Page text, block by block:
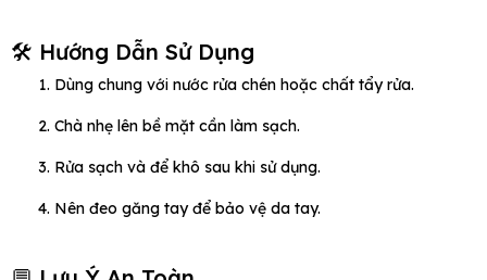
🛠️ Hướng Dẫn Sử Dụng
Dùng chung với nước rửa chén hoặc chất tẩy rửa.
Chà nhẹ lên bề mặt cần làm sạch.
Rửa sạch và để khô sau khi sử dụng.
Nên đeo găng tay để bảo vệ da tay.